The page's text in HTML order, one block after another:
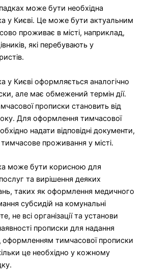
може бути необхідна
у Києві. Це може бути актуальним
проживає в місті, наприклад,
які перебувають у
у Києві оформляється аналогічно
але має обмежений термін дії.
прописки становить від
Для оформлення тимчасової
надати відповідні документи,
проживання у місті.
може бути корисною для
та вирішення деяких
таких як оформлення медичного
субсидій на комунальні
не всі організації та установи
прописки для надання
оформленням тимчасової прописки
це необхідно у кожному